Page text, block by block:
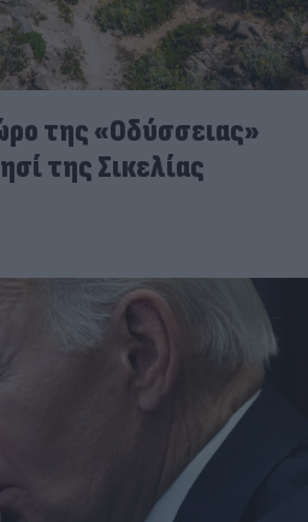
της «Οδύσσειας»
της Σικελίας